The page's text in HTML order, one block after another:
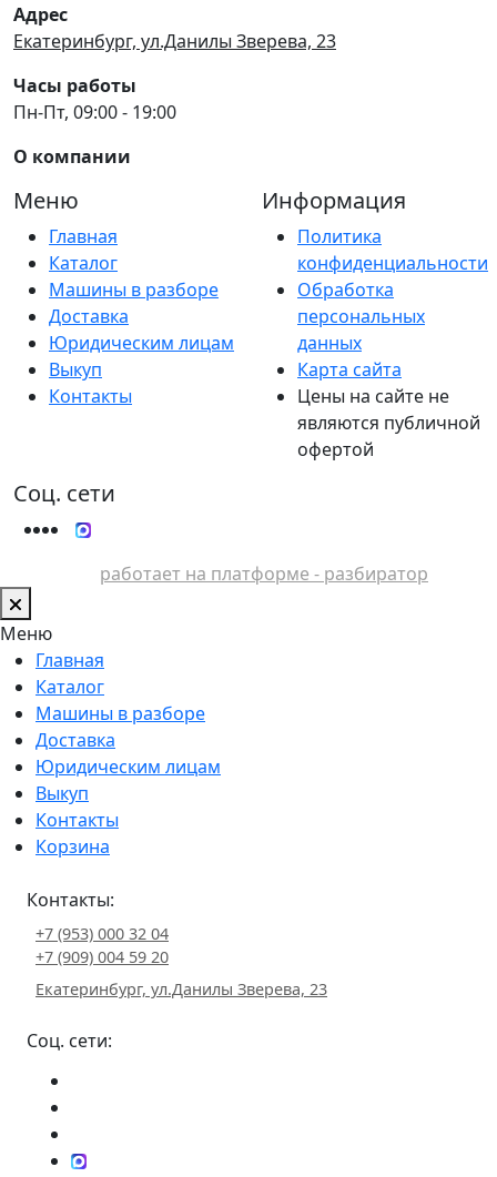
Адрес
Екатеринбург, ул.Данилы Зверева, 23
Часы работы
Пн-Пт, 09:00 - 19:00
О компании
Меню
Главная
Каталог
Машины в разборе
Доставка
Юридическим лицам
Выкуп
Контакты
Информация
Политика
конфиденциальности
Обработка
персональных
данных
Карта сайта
Цены на сайте не
являются публичной
офертой
Соц. сети
работает на платформе - разбиратор
Меню
Главная
Каталог
Машины в разборе
Доставка
Юридическим лицам
Выкуп
Контакты
Корзина
Контакты:
+7 (953) 000 32 04
+7 (909) 004 59 20
Екатеринбург, ул.Данилы Зверева, 23
Соц. сети: